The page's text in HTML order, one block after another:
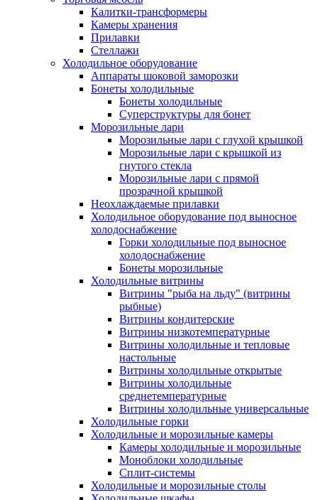
Калитки-трансформеры
Камеры хранения
Прилавки
Стеллажи
Холодильное оборудование
Аппараты шоковой заморозки
Бонеты холодильные
Бонеты холодильные
Суперструктуры для бонет
Морозильные лари
Морозильные лари с глухой крышкой
Морозильные лари с крышкой из
гнутого стекла
Морозильные лари с прямой
прозрачной крышкой
Неохлаждаемые прилавки
Холодильное оборудование под выносное
холодоснабжение
Горки холодильные под выносное
холодоснабжение
Бонеты морозильные
Холодильные витрины
Витрины "рыба на льду" (витрины
рыбные)
Витрины кондитерские
Витрины низкотемпературные
Витрины холодильные и тепловые
настольные
Витрины холодильные открытые
Витрины холодильные
среднетемпературные
Витрины холодильные универсальные
Холодильные горки
Холодильные и морозильные камеры
Камеры холодильные и морозильные
Моноблоки холодильные
Сплит-системы
Холодильные и морозильные столы